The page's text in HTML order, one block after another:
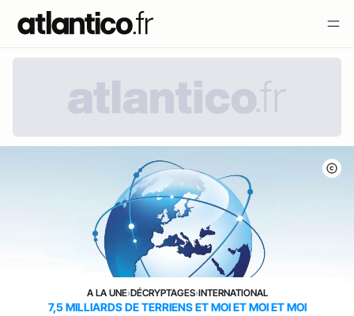
A LA UNE›DÉCRYPTAGES›INTERNATIONAL
7,5 MILLIARDS DE TERRIENS ET MOI ET MOI ET MOI